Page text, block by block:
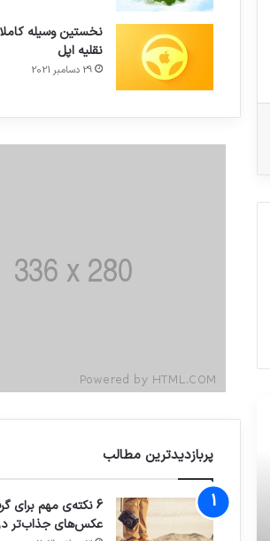
نخستین وسیله
نقلیه اپل
29 دسامبر 2021
پربازدیدترین مطالب
6 نکته‌ی مهم برای
عکس‌های جذاب‌تر